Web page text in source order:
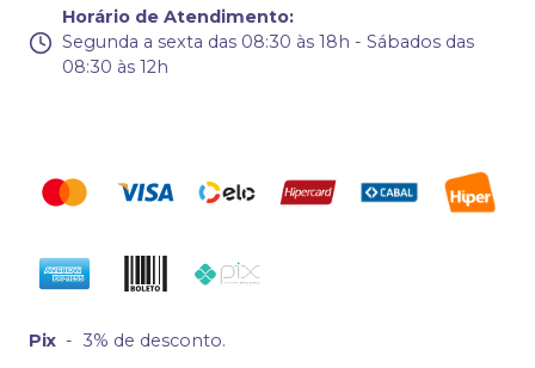
Horário de Atendimento:
Segunda a sexta das 08:30 às 18h - Sábados das
08:30 às 12h
Pix - 3% de desconto.